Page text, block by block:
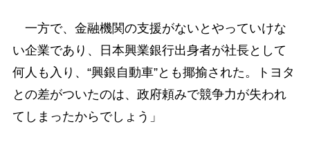
一方で、金融機関の支援がないとやっていけな
い企業であり、日本興業銀行出身者が社長として
何人も入り、“興銀自動車”とも揶揄された。トヨタ
との差がついたのは、政府頼みで競争力が失われ
てしまったからでしょう」